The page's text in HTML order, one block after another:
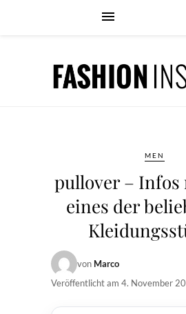
MEN
pullover –
eines der
von Marco
Veröffentlicht am 4. November